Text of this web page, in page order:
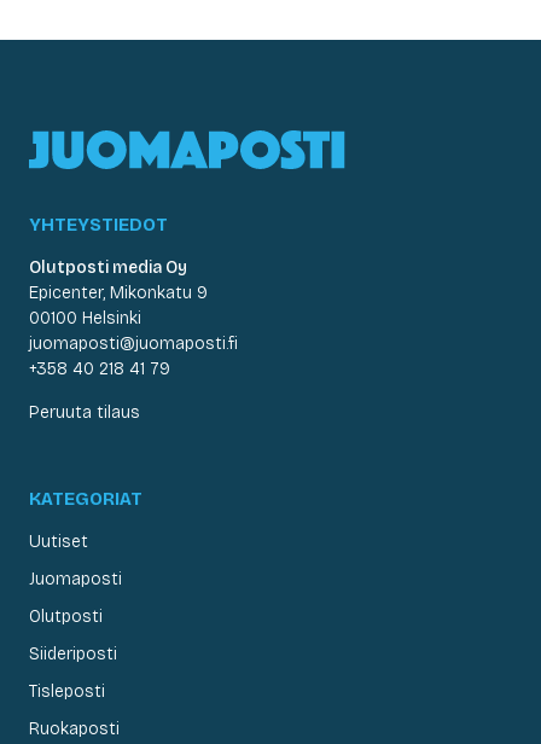
YHTEYSTIEDOT
Olutposti media Oy
Epicenter, Mikonkatu 9
00100 Helsinki
juomaposti@juomaposti.fi
+358 40 218 41 79
Peruuta tilaus
KATEGORIAT
Uutiset
Juomaposti
Olutposti
Siideriposti
Tisleposti
Ruokaposti